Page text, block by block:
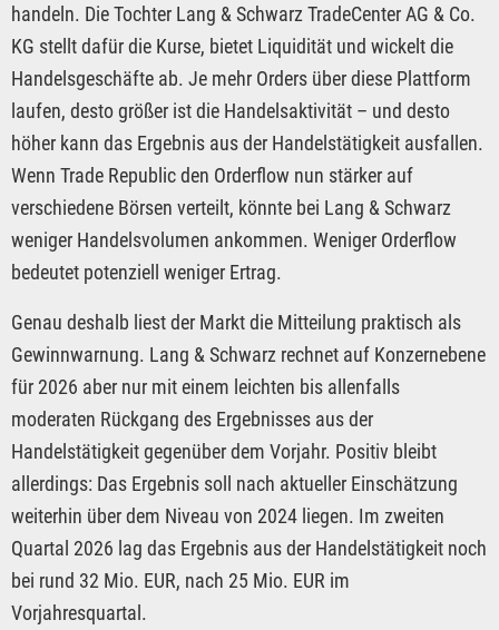
handeln. Die Tochter Lang & Schwarz TradeCenter AG & Co.
KG stellt dafür die Kurse, bietet Liquidität und wickelt die
Handelsgeschäfte ab. Je mehr Orders über diese Plattform
laufen, desto größer ist die Handelsaktivität – und desto
höher kann das Ergebnis aus der Handelstätigkeit ausfallen.
Wenn Trade Republic den Orderflow nun stärker auf
verschiedene Börsen verteilt, könnte bei Lang & Schwarz
weniger Handelsvolumen ankommen. Weniger Orderflow
bedeutet potenziell weniger Ertrag.
Genau deshalb liest der Markt die Mitteilung praktisch als
Gewinnwarnung. Lang & Schwarz rechnet auf Konzernebene
für 2026 aber nur mit einem leichten bis allenfalls
moderaten Rückgang des Ergebnisses aus der
Handelstätigkeit gegenüber dem Vorjahr. Positiv bleibt
allerdings: Das Ergebnis soll nach aktueller Einschätzung
weiterhin über dem Niveau von 2024 liegen. Im zweiten
Quartal 2026 lag das Ergebnis aus der Handelstätigkeit noch
bei rund 32 Mio. EUR, nach 25 Mio. EUR im
Vorjahresquartal.